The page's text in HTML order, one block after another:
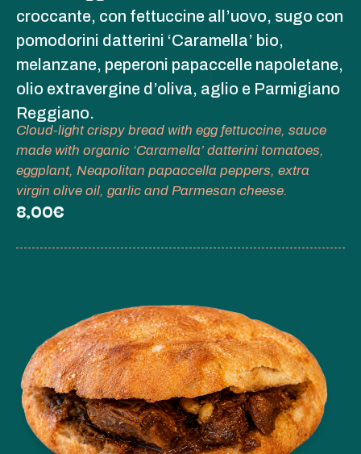
croccante, con fettuccine all’uovo, sugo con
pomodorini datterini ‘Caramella’ bio,
melanzane, peperoni papaccelle napoletane,
olio extravergine d’oliva, aglio e Parmigiano
Reggiano.
Cloud-light crispy bread with egg fettuccine, sauce
made with organic ‘Caramella’ datterini tomatoes,
eggplant, Neapolitan papaccella peppers, extra
virgin olive oil, garlic and Parmesan cheese.
8,00€